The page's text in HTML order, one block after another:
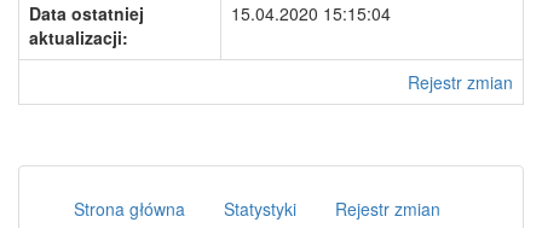
Data ostatniej
aktualizacji:
15.04.2020 15:15:04
Rejestr zmian
Strona główna Statystyki Rejestr zmian